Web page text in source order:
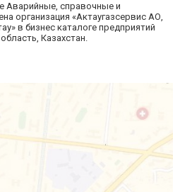
Аварийные, справочные и
организация «Актаугазсервис АО,
в бизнес каталоге предприятий
Казахстан.